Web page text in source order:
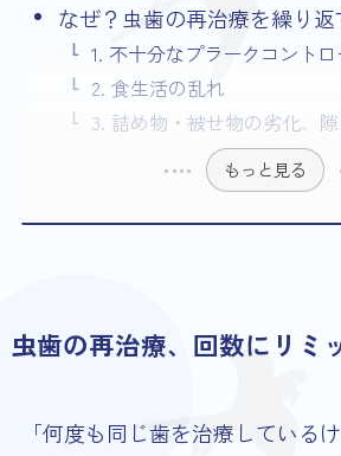
なぜ？虫歯の再治療を繰り返
1. 不十分なプラークコント
2. 食生活の乱れ
3. 詰め物・被せ物の劣化、
もっと見る
虫歯の再治療、回数にリミ
「何度も同じ歯を治療している